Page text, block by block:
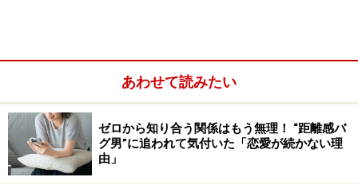
あわせて読みたい
ゼロから知り合う関係はもう無理！ “距離感バ
グ男”に追われて気付いた「恋愛が続かない理
由」